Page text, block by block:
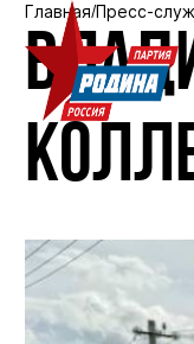
Главная Пресс-